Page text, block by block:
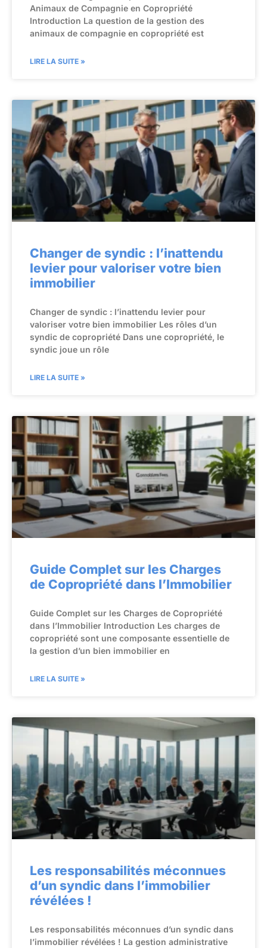
Animaux de Compagnie en Copropriété
Introduction La question de la gestion des
animaux de compagnie en copropriété est
LIRE LA SUITE »
Changer de syndic : l’inattendu
levier pour valoriser votre bien
immobilier
Changer de syndic : l’inattendu levier pour
valoriser votre bien immobilier Les rôles d’un
syndic de copropriété Dans une copropriété, le
syndic joue un rôle
LIRE LA SUITE »
Guide Complet sur les Charges
de Copropriété dans l’Immobilier
Guide Complet sur les Charges de Copropriété
dans l’Immobilier Introduction Les charges de
copropriété sont une composante essentielle de
la gestion d’un bien immobilier en
LIRE LA SUITE »
Les responsabilités méconnues
d’un syndic dans l’immobilier
révélées !
Les responsabilités méconnues d’un syndic dans
l’immobilier révélées ! La gestion administrative